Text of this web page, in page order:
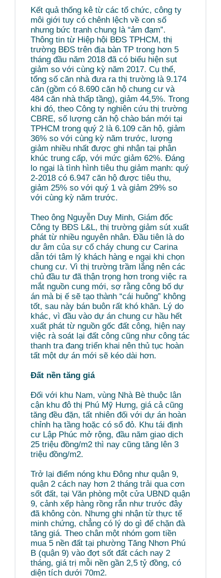
Kết quả thống kê từ các tổ chức, công ty
môi giới tuy có chênh lệch về con số
nhưng bức tranh chung là “ảm đạm”.
Thông tin từ Hiệp hội BĐS TPHCM, thị
trường BĐS trên địa bàn TP trong hơn 5
tháng đầu năm 2018 đã có biểu hiện sụt
giảm so với cùng kỳ năm 2017. Cụ thể,
tổng số căn nhà đưa ra thị trường là 9.174
căn (gồm có 8.690 căn hộ chung cư và
484 căn nhà thấp tầng), giảm 44,5%. Trong
khi đó, theo Công ty nghiên cứu thị trường
CBRE, số lượng căn hộ chào bán mới tại
TPHCM trong quý 2 là 6.109 căn hộ, giảm
36% so với cùng kỳ năm trước, lượng
giảm nhiều nhất được ghi nhận tại phân
khúc trung cấp, với mức giảm 62%. Đáng
lo ngại là tình hình tiêu thụ giảm mạnh: quý
2-2018 có 6.947 căn hộ được tiêu thụ,
giảm 25% so với quý 1 và giảm 29% so
với cùng kỳ năm trước.
Theo ông Nguyễn Duy Minh, Giám đốc
Công ty BĐS L&L, thị trường giảm sút xuất
phát từ nhiều nguyên nhân. Đầu tiên là do
dư âm của sự cố cháy chung cư Carina
dẫn tới tâm lý khách hàng e ngại khi chọn
chung cư. Vì thị trường trầm lắng nên các
chủ đầu tư đã thận trọng hơn trong việc ra
mắt nguồn cung mới, sợ rằng công bố dự
án mà bị ế sẽ tạo thành “cái huông” không
tốt, sau này bán buôn rất khó khăn. Lý do
khác, vì đầu vào dự án chung cư hầu hết
xuất phát từ nguồn gốc đất công, hiện nay
việc rà soát lại đất công cũng như công tác
thanh tra đang triển khai nên thủ tục hoàn
tất một dự án mới sẽ kéo dài hơn.
Đất nền tăng giá
Đối với khu Nam, vùng Nhà Bè thuộc lân
cận khu đô thị Phú Mỹ Hưng, giá cả cũng
tăng đều đặn, tất nhiên đối với dự án hoàn
chỉnh hạ tầng hoặc có sổ đỏ. Khu tái định
cư Lập Phúc mở rộng, đầu năm giao dịch
25 triệu đồng/m2 thì nay cũng tăng lên 3
triệu đồng/m2.
Trở lại điểm nóng khu Đông như quận 9,
quận 2 cách nay hơn 2 tháng trải qua cơn
sốt đất, tại Văn phòng một cửa UBND quận
9, cảnh xếp hàng rồng rắn như trước đây
đã không còn. Nhưng ghi nhận từ thực tế
minh chứng, chẳng có lý do gì để chặn đà
tăng giá. Theo chân một nhóm gom tiền
mua 5 nền đất tại phường Tăng Nhơn Phú
B (quận 9) vào đợt sốt đất cách nay 2
tháng, giá trị mỗi nền gần 2,5 tỷ đồng, có
diện tích dưới 70m2.